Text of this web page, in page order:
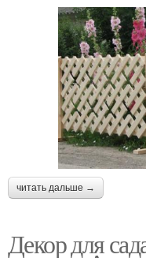
читать дальше →
Декор для